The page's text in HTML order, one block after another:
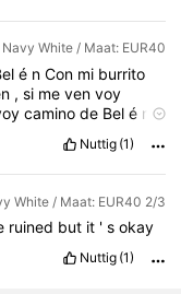
Navy White / Maat: EUR40
é nCon mi burrito
,si mevenvoy
caminode Belé n
caminodeBel
n
nConmicuatrico
,simevenvoy
caminode Belén
Nuttig (1)
White / Maat: EUR40 2/3
ruined but it 'sokay
Nuttig (1)